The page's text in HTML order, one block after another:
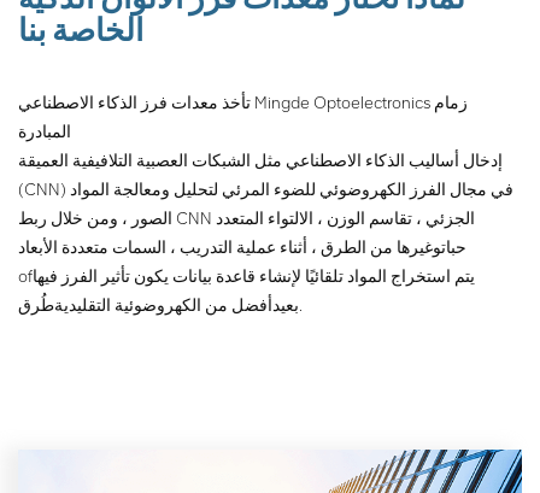
الحالي.
الخاصة بنا
تأخذ معدات فرز الذكاء الاصطناعي Mingde Optoelectronics زمام
المبادرة
إدخال أساليب الذكاء الاصطناعي مثل الشبكات العصبية التلافيفية العميقة
(CNN) في مجال الفرز الكهروضوئي للضوء المرئي لتحليل ومعالجة المواد
الصور ، ومن خلال ربط CNN الجزئي ، تقاسم الوزن ، الالتواء المتعدد
حباتوغيرها من الطرق ، أثناء عملية التدريب ، السمات متعددة الأبعاد
ofيتم استخراج المواد تلقائيًا لإنشاء قاعدة بيانات يكون تأثير الفرز فيها
بعيدأفضل من الكهروضوئية التقليدية طُرق.